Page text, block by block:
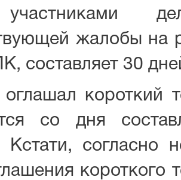
жалобы на
составляет 30
оглашал короткий
со дня
Кстати, согласно
короткого